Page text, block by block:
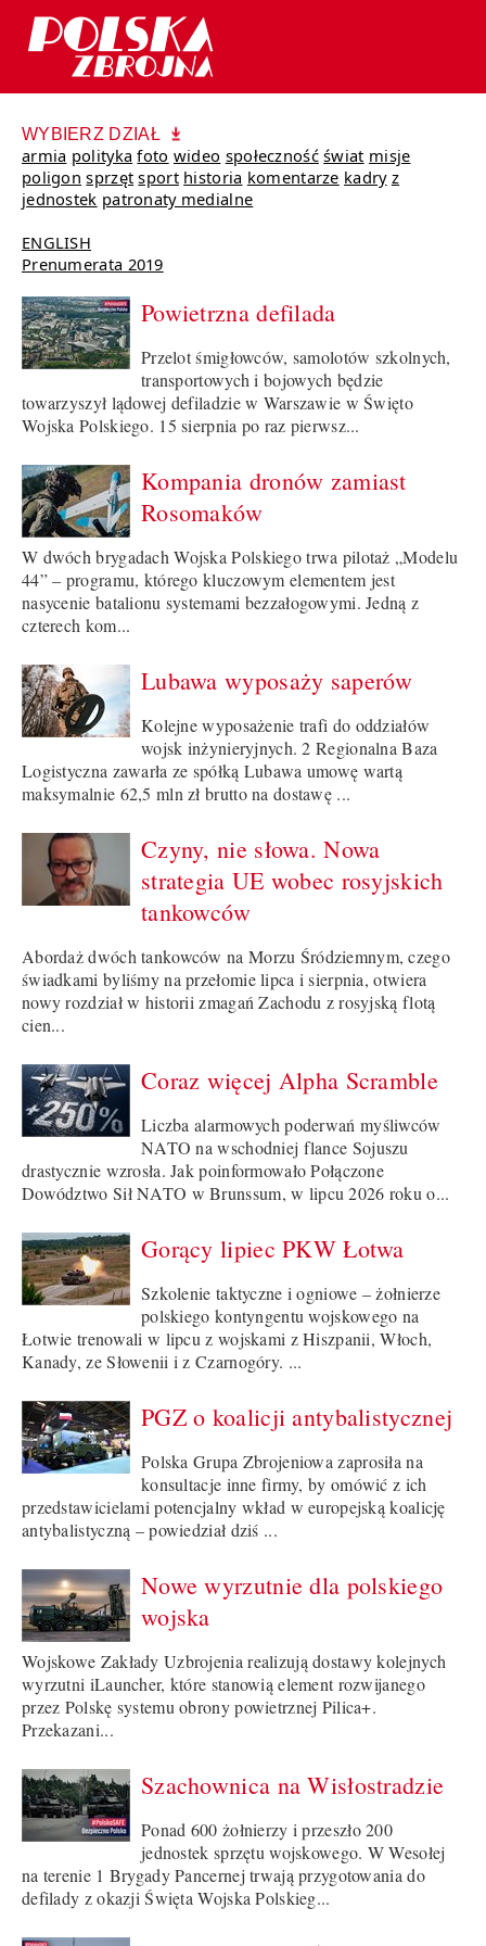
WYBIERZ DZIAŁ
armia polityka foto wideo społeczność świat misje
poligon sprzęt sport historia komentarze kadry z
jednostek patronaty medialne
ENGLISH
Prenumerata 2019
Powietrzna defilada
Przelot śmigłowców, samolotów szkolnych,
transportowych i bojowych będzie
towarzyszył lądowej defiladzie w Warszawie w Święto
Wojska Polskiego. 15 sierpnia po raz pierwsz...
Kompania dronów zamiast
Rosomaków
W dwóch brygadach Wojska Polskiego trwa pilotaż „Modelu
44” – programu, którego kluczowym elementem jest
nasycenie batalionu systemami bezzałogowymi. Jedną z
czterech kom...
Lubawa wyposaży saperów
Kolejne wyposażenie trafi do oddziałów
wojsk inżynieryjnych. 2 Regionalna Baza
Logistyczna zawarła ze spółką Lubawa umowę wartą
maksymalnie 62,5 mln zł brutto na dostawę ...
Czyny, nie słowa. Nowa
strategia UE wobec rosyjskich
tankowców
Abordaż dwóch tankowców na Morzu Śródziemnym, czego
świadkami byliśmy na przełomie lipca i sierpnia, otwiera
nowy rozdział w historii zmagań Zachodu z rosyjską flotą
cien...
Coraz więcej Alpha Scramble
Liczba alarmowych poderwań myśliwców
NATO na wschodniej flance Sojuszu
drastycznie wzrosła. Jak poinformowało Połączone
Dowództwo Sił NATO w Brunssum, w lipcu 2026 roku o...
Gorący lipiec PKW Łotwa
Szkolenie taktyczne i ogniowe – żołnierze
polskiego kontyngentu wojskowego na
Łotwie trenowali w lipcu z wojskami z Hiszpanii, Włoch,
Kanady, ze Słowenii i z Czarnogóry. ...
PGZ o koalicji antybalistycznej
Polska Grupa Zbrojeniowa zaprosiła na
konsultacje inne firmy, by omówić z ich
przedstawicielami potencjalny wkład w europejską koalicję
antybalistyczną – powiedział dziś ...
Nowe wyrzutnie dla polskiego
wojska
Wojskowe Zakłady Uzbrojenia realizują dostawy kolejnych
wyrzutni iLauncher, które stanowią element rozwijanego
przez Polskę systemu obrony powietrznej Pilica+.
Przekazani...
Szachownica na Wisłostradzie
Ponad 600 żołnierzy i przeszło 200
jednostek sprzętu wojskowego. W Wesołej
na terenie 1 Brygady Pancernej trwają przygotowania do
defilady z okazji Święta Wojska Polskieg...